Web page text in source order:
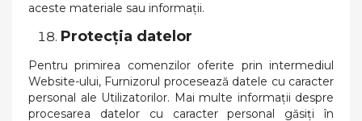
aceste materiale sau informații.
Protecția datelor
Pentru primirea comenzilor oferite prin intermediul
Website-ului, Furnizorul procesează datele cu caracter
personal ale Utilizatorilor. Mai multe informații despre
procesarea datelor cu caracter personal găsiți în